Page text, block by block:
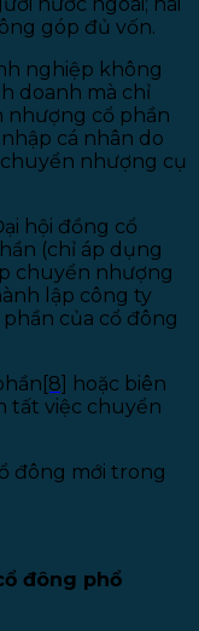
góp đủ vốn.
nghiệp không
doanh mà chỉ
nhượng cổ phần
cá nhân do
nhượng cụ
hội đồng cổ
(chỉ áp dụng
chuyển nhượng
lập công ty
của cổ đông
[8] hoặc biên
tất việc chuyển
đông mới trong
đông phổ